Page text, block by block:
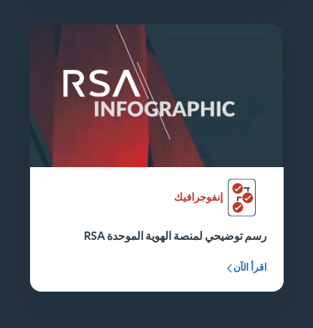
إنفوجرافيك
رسم توضيحي لمنصة الهوية الموحدة RSA
اقرأ الآن